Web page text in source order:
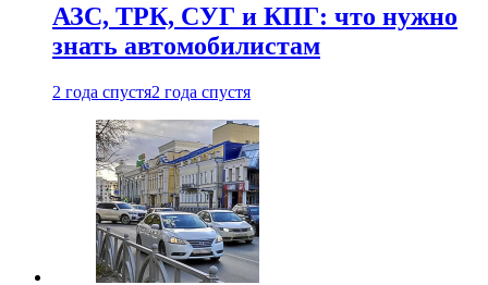
АЗС, ТРК, СУГ и КПГ: что нужно
знать автомобилистам
2 года спустя2 года спустя